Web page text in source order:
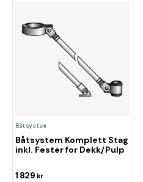
Båtsystem
Båtsystem Komplett Stag
inkl. Fester for Dekk/Pulp
1 829 kr